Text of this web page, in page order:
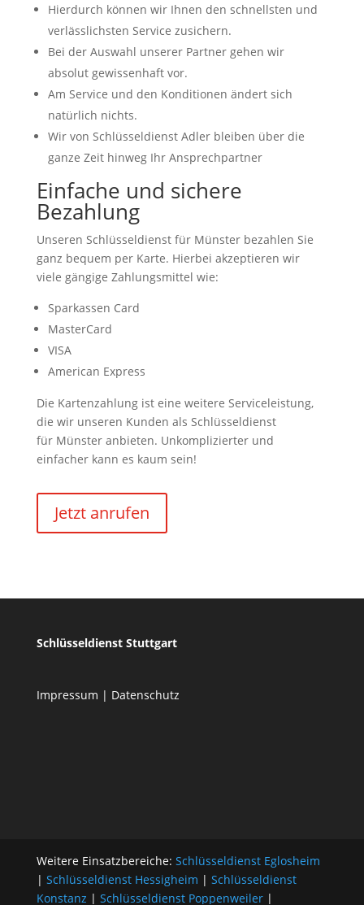
Hierdurch können wir Ihnen den schnellsten und
verlässlichsten Service zusichern.
Bei der Auswahl unserer Partner gehen wir
absolut gewissenhaft vor.
Am Service und den Konditionen ändert sich
natürlich nichts.
Wir von Schlüsseldienst Adler bleiben über die
ganze Zeit hinweg Ihr Ansprechpartner
Einfache und sichere
Bezahlung
Unseren Schlüsseldienst für Münster bezahlen Sie
ganz bequem per Karte. Hierbei akzeptieren wir
viele gängige Zahlungsmittel wie:
Sparkassen Card
MasterCard
VISA
American Express
Die Kartenzahlung ist eine weitere Serviceleistung,
die wir unseren Kunden als Schlüsseldienst
für Münster anbieten. Unkomplizierter und
einfacher kann es kaum sein!
Jetzt anrufen
Schlüsseldienst Stuttgart
Impressum | Datenschutz
Weitere Einsatzbereiche: Schlüsseldienst Eglosheim
| Schlüsseldienst Hessigheim | Schlüsseldienst
Konstanz | Schlüsseldienst Poppenweiler|